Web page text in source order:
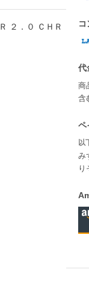
２．０ ＣＨＲ
代
商
含
ペ
以
み
り